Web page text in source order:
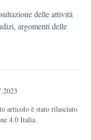
delle attività
argomenti delle
articolo è stato rilasciato
4.0 Italia.